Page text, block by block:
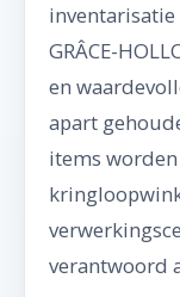
GRÂCE-
en
apart
items
verantwoord